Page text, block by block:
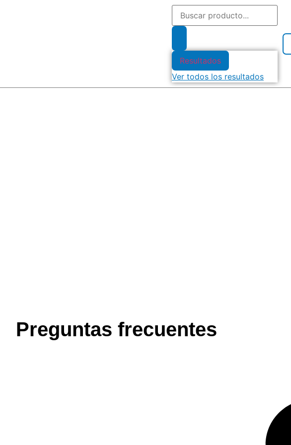
Resultados
Ver todos los resultados
Preguntas frecuentes